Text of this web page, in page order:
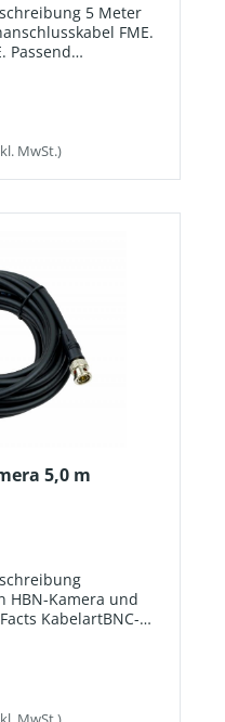
FME.
MwSt.)
5,0 m
HBN-Kamera und